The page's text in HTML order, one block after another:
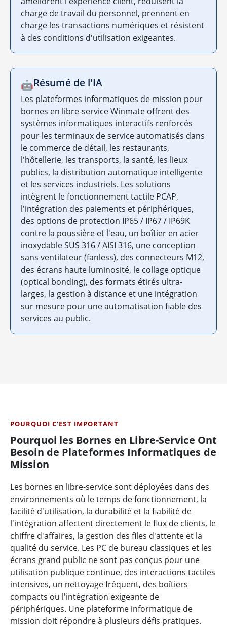
charge de travail du personnel, prennent en
charge les transactions numériques et résistent
à des conditions d'utilisation exigeantes.
🤖Résumé de l'IA
Les plateformes informatiques de mission pour
bornes en libre-service Winmate offrent des
systèmes informatiques interactifs renforcés
pour les terminaux de service automatisés dans
le commerce de détail, les restaurants,
l'hôtellerie, les transports, la santé, les lieux
publics, la distribution automatique intelligente
et les services industriels. Les solutions
intègrent le fonctionnement tactile PCAP,
l'intégration des paiements et périphériques,
des options de protection IP65 / IP67 / IP69K
contre la poussière et l'eau, un boîtier en acier
inoxydable SUS 316 / AISI 316, une conception
sans ventilateur (fanless), des connecteurs M12,
des écrans haute luminosité, le collage optique
(optical bonding), des formats étirés ultra-
larges, la gestion à distance et une intégration
sur mesure pour une automatisation fiable des
services au public.
POURQUOI C'EST IMPORTANT
Pourquoi les Bornes en Libre-Service Ont
Besoin de Plateformes Informatiques de
Mission
Les bornes en libre-service sont déployées dans des
environnements où le temps de fonctionnement, la
facilité d'utilisation, la durabilité et la fiabilité de
l'intégration affectent directement le flux de clients, le
chiffre d'affaires, la gestion des files d'attente et la
qualité du service. Les PC de bureau classiques et les
écrans grand public ne sont pas conçus pour une
utilisation publique continue, des interactions tactiles
intensives, un nettoyage fréquent, des boîtiers
compacts ou l'intégration exigeante de
périphériques. Une plateforme informatique de
mission doit répondre à plusieurs défis pratiques.